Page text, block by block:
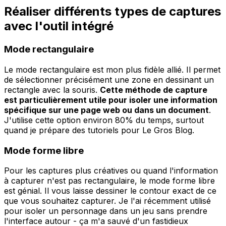
Réaliser différents types de captures
avec l'outil intégré
Mode rectangulaire
Le mode rectangulaire est mon plus fidèle allié. Il permet
de sélectionner précisément une zone en dessinant un
rectangle avec la souris. Cette méthode de capture
est particulièrement utile pour isoler une information
spécifique sur une page web ou dans un document.
J'utilise cette option environ 80% du temps, surtout
quand je prépare des tutoriels pour Le Gros Blog.
Mode forme libre
Pour les captures plus créatives ou quand l'information
à capturer n'est pas rectangulaire, le mode forme libre
est génial. Il vous laisse dessiner le contour exact de ce
que vous souhaitez capturer. Je l'ai récemment utilisé
pour isoler un personnage dans un jeu sans prendre
l'interface autour - ça m'a sauvé d'un fastidieux